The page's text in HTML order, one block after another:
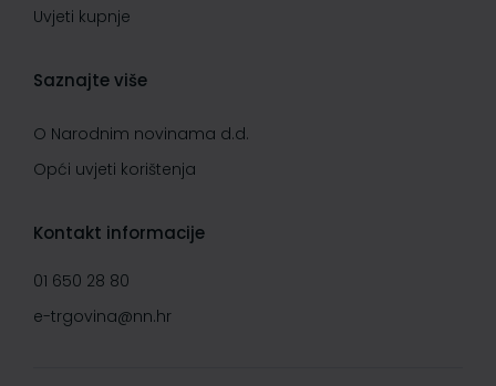
Uvjeti kupnje
Saznajte više
O Narodnim novinama d.d.
Opći uvjeti korištenja
Kontakt informacije
01 650 28 80
e-trgovina@nn.hr